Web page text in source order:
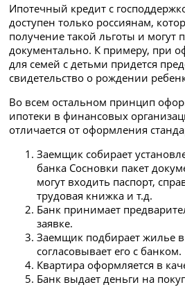
Ипотечный кредит с
доступен только россиянам,
получение такой льготы и могут
документально. К примеру, при
для семей с детьми придется
свидетельство о рождении
Во всем остальном принцип
ипотеки в финансовых
отличается от оформления
Заемщик собирает
банка Сосновки пакет
могут входить паспорт,
трудовая книжка и т.д.
Банк принимает
заявке.
Заемщик подбирает жилье
согласовывает его с банком.
Квартира оформляется в
Банк выдает деньги на